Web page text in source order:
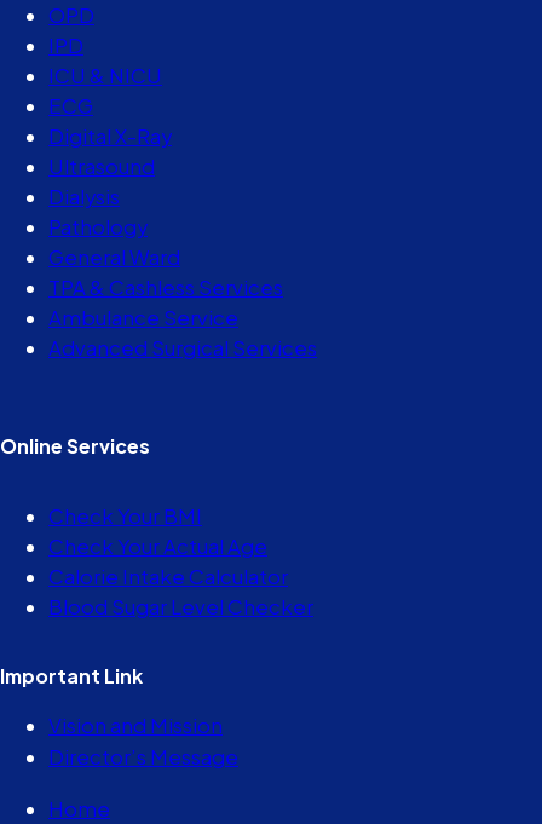
OPD
IPD
ICU & NICU
ECG
Digital X-Ray
Ultrasound
Dialysis
Pathology
General Ward
TPA & Cashless Services
Ambulance Service
Advanced Surgical Services
Online Services
Check Your BMI
Check Your Actual Age
Calorie Intake Calculator
Blood Sugar Level Checker
Important Link
Vision and Mission
Director’s Message
Home